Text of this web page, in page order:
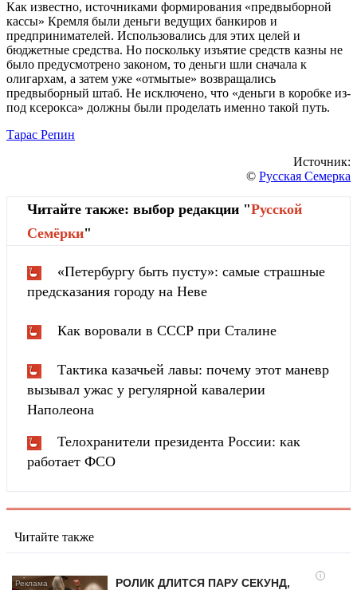
Как известно, источниками формирования «предвыборной
кассы» Кремля были деньги ведущих банкиров и
предпринимателей. Использовались для этих целей и
бюджетные средства. Но поскольку изъятие средств казны не
было предусмотрено законом, то деньги шли сначала к
олигархам, а затем уже «отмытые» возвращались
предвыборный штаб. Не исключено, что «деньги в коробке из-
под ксерокса» должны были проделать именно такой путь.
Тарас Репин
Источник:
© Русская Семерка
Читайте также: выбор редакции "Русской
Cемёрки"
«Петербургу быть пусту»: самые страшные
предсказания городу на Неве
Как воровали в СССР при Сталине
Тактика казачьей лавы: почему этот маневр
вызывал ужас у регулярной кавалерии
Наполеона
Телохранители президента России: как
работает ФСО
Читайте также
i
РОЛИК ДЛИТСЯ ПАРУ СЕКУНД,